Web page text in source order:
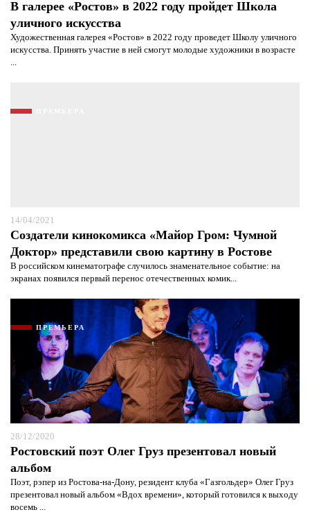
В галерее «Ростов» в 2022 году пройдет Школа
уличного искусства
Художественная галерея «Ростов» в 2022 году проведет Школу уличного
искусства. Принять участие в ней смогут молодые художники в возрасте
...
14/04/2021
Создатели кинокомикса «Майор Гром: Чумной
Доктор» представили свою картину в Ростове
В российском кинематографе случилось знаменательное событие: на
экранах появился первый перенос отечественных комик...
ПРЕМЬЕРА
28/12/2020
Ростовский поэт Олег Груз презентовал новый
альбом
Поэт, рэпер из Ростова-на-Дону, резидент клуба «Газгольдер» Олег Груз
презентовал новый альбом «Вдох времени», который готовился к выходу
восемь ...
Я согласен сполитикой конфиденциальности и
защиты информации*
Я согласен сполитикой конфиденциальности и
защиты информации*